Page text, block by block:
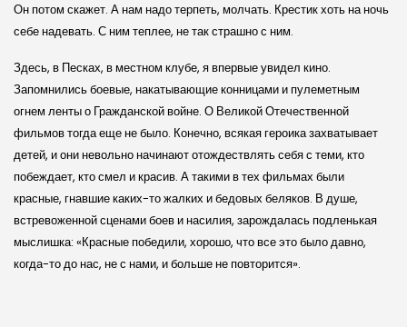
Он потом скажет. А нам надо терпеть, молчать. Крестик хоть на ночь
себе надевать. С ним теплее, не так страшно с ним.
Здесь, в Песках, в местном клубе, я впервые увидел кино.
Запомнились боевые, накатывающие конницами и пулеметным
огнем ленты о Гражданской войне. О Великой Отечественной
фильмов тогда еще не было. Конечно, всякая героика захватывает
детей, и они невольно начинают отождествлять себя с теми, кто
побеждает, кто смел и красив. А такими в тех фильмах были
красные, гнавшие каких-то жалких и бедовых беляков. В душе,
встревоженной сценами боев и насилия, зарождалась подленькая
мыслишка: «Красные победили, хорошо, что все это было давно,
когда-то до нас, не с нами, и больше не повторится».